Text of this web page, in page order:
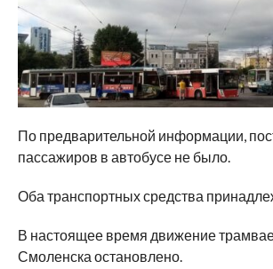
По предварительной информации,
пассажиров в автобусе не было.
Оба транспортных средства
В настоящее время движение
Смоленска остановлено.